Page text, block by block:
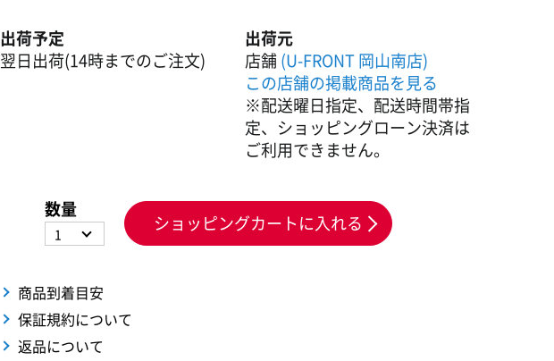
出荷予定
翌日出荷(14時までのご注文)
出荷元
店舗(U-FRONT 岡山南店)
この店舗の掲載商品を見る
※配送曜日指定、配送時間帯指
定、ショッピングローン決済は
ご利用できません。
数量
1 ショッピングカートに入れる
商品到着目安
保証規約について
返品について